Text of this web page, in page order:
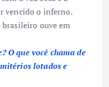
vencido o inferno.
ouve em
O que você chama de
lotados e